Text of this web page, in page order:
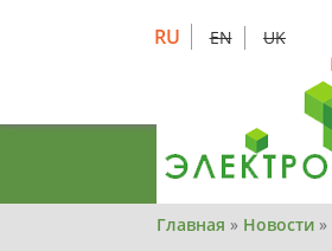
RU EN UK
Вы
Главная » Новости »